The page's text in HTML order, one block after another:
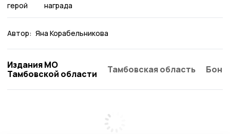
герой награда
Автор: Яна Корабельникова
Издания МО
Тамбовской области
Тамбовская область